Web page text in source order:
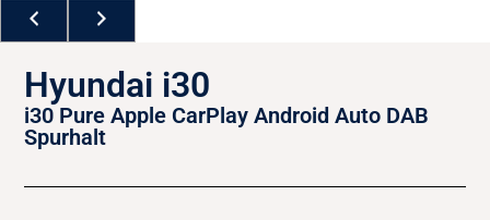
Hyundai i30
i30 Pure Apple CarPlay Android Auto DAB
Spurhalt